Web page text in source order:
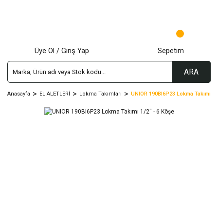
ARA
Üye Ol / Giriş Yap Sepetim
Anasayfa EL ALETLERİ Lokma Takımları UNIOR 190BI6P23 Lokma Takımı